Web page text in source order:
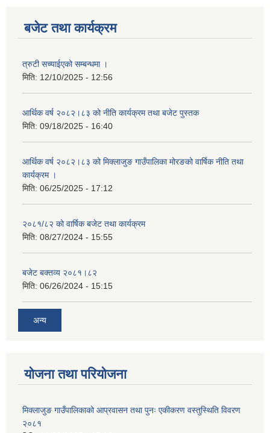
बजेट तथा कार्यक्रम
त्रुटी सच्याईएको सम्बन्धमा ।
मिति: 12/10/2025 - 12:56
आर्थिक वर्ष २०८२।८३ को नीति कार्यक्रम तथा बजेट पुस्तक
मिति: 09/18/2025 - 16:40
आर्थिक वर्ष २०८२।८३ को मिक्लाजुङ गाउँपालिका मोरङको वार्षिक नीति तथा
कार्यक्रम ।
मिति: 06/25/2025 - 17:12
२०८१/८२ को वार्षिक बजेट तथा कार्यक्रम
मिति: 08/27/2024 - 15:55
बजेट बक्तव्य २०८१।८२
मिति: 06/26/2024 - 15:15
अन्य
योजना तथा परियोजना
मिक्लाजुङ गाउँपालिकाको आप्रवासन तथा पुनः एकीकरण वस्तुस्थिति विवरण
२०८१